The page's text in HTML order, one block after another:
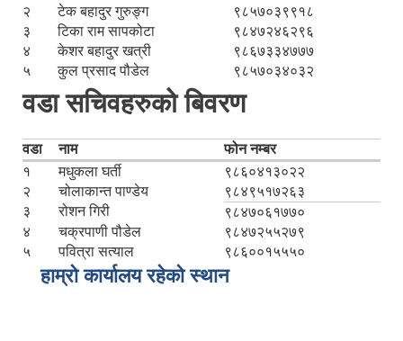
२
टेक बहादुर गुरुङ्ग
९८५७०३९९१८
३
टिका राम सापकोटा
९८४७२४६२९६
४
केशर बहादुर खत्री
९८६७३३४७७७
५
कुल प्रसाद पौडेल ९८५७०३४०३२
वडा सचिवहरुको बिवरण
वडा नाम
फोन नम्बर
१
मधुकला घर्ती
९८६०४१३०२२
२
चोलाकान्त पाण्डेय
९८४९५१७२६३
३
रोशन गिरी
९८४७०६१७७०
४
चक्रपाणी पौडेल
९८४७२५५२७९
५
पवित्रा सत्याल ९८६००१५५५०
हाम्रो कार्यालय रहेको स्थान